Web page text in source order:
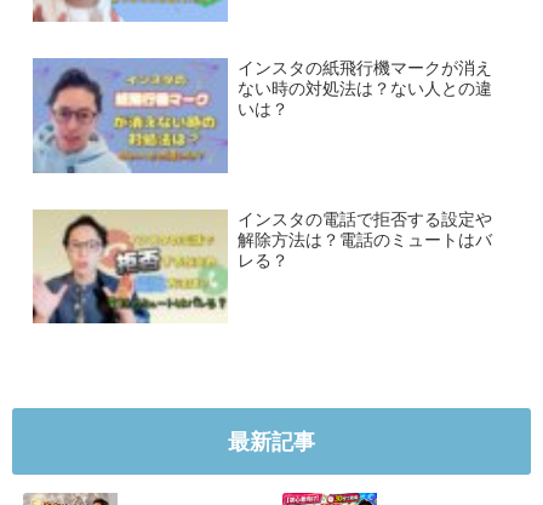
インスタの紙飛行機マークが消え
ない時の対処法は？ない人との違
いは？
インスタの電話で拒否する設定や
解除方法は？電話のミュートはバ
レる？
最新記事